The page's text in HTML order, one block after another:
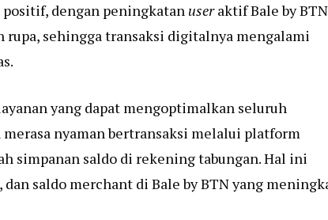
dengan peningkatan useraktif Bale by
sehingga transaksi digitalnya mengalami
yang dapat mengoptimalkan seluruh
merasa nyaman bertransaksi melalui platform
simpanan saldo di rekening tabungan. Hal ini
saldo merchant di Bale by BTN yang